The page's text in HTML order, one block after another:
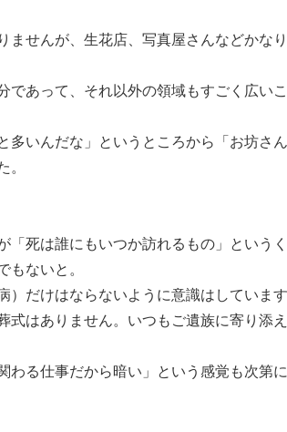
ませんが、生花店、写真屋さんなどかな
であって、それ以外の領域もすごく広い
多いんだな」というところから「お坊さ
「死は誰にもいつか訪れるもの」という
ないと。
）だけはならないように意識はしていま
式はありません。いつもご遺族に寄り添
わる仕事だから暗い」という感覚も次第